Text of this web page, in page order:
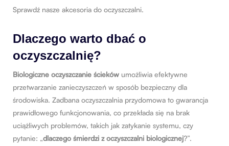
Sprawdź nasze akcesoria do oczyszczalni.
Dlaczego warto dbać o
oczyszczalnię?
Biologiczne oczyszczanie ścieków umożliwia efektywne
przetwarzanie zanieczyszczeń w sposób bezpieczny dla
środowiska. Zadbana oczyszczalnia przydomowa to gwarancja
prawidłowego funkcjonowania, co przekłada się na brak
uciążliwych problemów, takich jak zatykanie systemu, czy
pytanie: „dlaczego śmierdzi z oczyszczalni biologicznej?”.